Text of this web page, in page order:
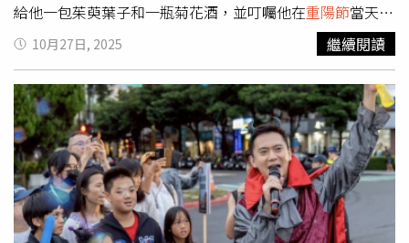
會中，公所團隊貼心規劃300個敬老席位，只要戶籍在竹北
的長輩，持有身分證核對無誤即可入座，不只大飽耳福，也
把敬老精神傳下去。
給他一包茱萸葉子和一瓶菊花酒，並叮囑他在重陽節當天讓
鄉親們登上高處躲避災禍，最終桓景就憑著茱萸奇香與菊花
酒氣的威攝擊敗瘟魔。此後九月初九也成了人們外出登高、
佩插茱萸、飲菊花酒的日子。柯柏成又透露，今年流年「九
紫喜慶星」落在正東方，可選擇所在城市東方的高樓或山峰
登高吸納吉氣，將有助於催旺人緣、桃花、嫁娶等喜事，能
為未來一年迎來好運。此外，也能在重陽節的吉時（指上午
11時到下午13時）用紅筆在黃紙上寫下心願，折疊後放入
紅包袋中，放置於家中的西南方（八白財位）或正東方（九
紫喜神位），以此精準催旺來年能量，除夕前就可以取出，
隨著送灶神一起燒化掉。
10月27日, 2025 繼續閱讀